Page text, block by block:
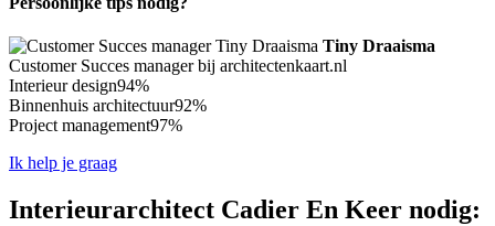
Tiny Draaisma
Customer Succes manager bij architectenkaart.nl
Interieur design94%
Binnenhuis architectuur92%
Project management97%
Ik help je graag
Interieurarchitect Cadier En Keer nodig: